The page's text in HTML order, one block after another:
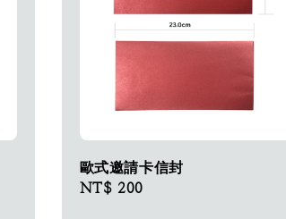
歐式邀請卡信封
Regular
NT$ 200